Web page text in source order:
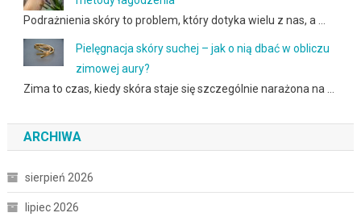
Podrażnienia skóry to problem, który dotyka wielu z nas, a …
Pielęgnacja skóry suchej – jak o nią dbać w obliczu
zimowej aury?
Zima to czas, kiedy skóra staje się szczególnie narażona na …
ARCHIWA
sierpień 2026
lipiec 2026